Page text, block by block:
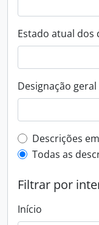
Estado atual
Designação
Filtro de
Descrições
Todas as
Filtrar por
Início